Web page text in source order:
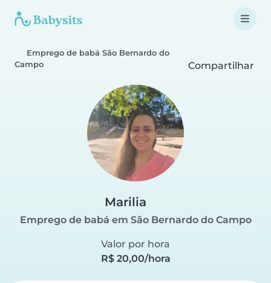
Emprego de babá São Bernardo do
Campo
Compartilhar
Marilia
Emprego de babá em São Bernardo do Campo
Valor por hora
R$ 20,00/hora